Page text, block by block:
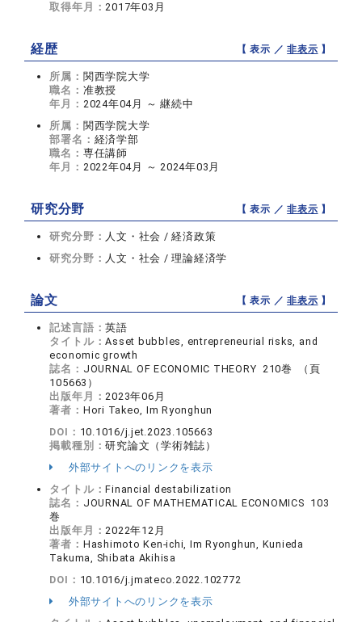
取得年月：2017年03月
経歴 【 表示 ／非表示 】
所属： 関西学院大学
職名： 准教授
年月： 2024年04月 ～ 継続中
所属： 関西学院大学
部署名： 経済学部
職名： 専任講師
年月： 2022年04月 ～ 2024年03月
研究分野 【 表示 ／非表示 】
研究分野： 人文・社会 / 経済政策
研究分野： 人文・社会 / 理論経済学
論文 【 表示 ／非表示 】
記述言語：英語
タイトル：Asset bubbles, entrepreneurial risks, and
economic growth
誌名： JOURNAL OF ECONOMIC THEORY 210巻 （頁
105663）
出版年月：2023年06月
著者： Hori Takeo, Im Ryonghun
DOI： 10.1016/j.jet.2023.105663
掲載種別：研究論文（学術雑誌）
外部サイトへのリンクを表示
タイトル：Financial destabilization
誌名： JOURNAL OF MATHEMATICAL ECONOMICS 103
巻
出版年月：2022年12月
著者： Hashimoto Ken-ichi, Im Ryonghun, Kunieda
Takuma, Shibata Akihisa
DOI： 10.1016/j.jmateco.2022.102772
外部サイトへのリンクを表示